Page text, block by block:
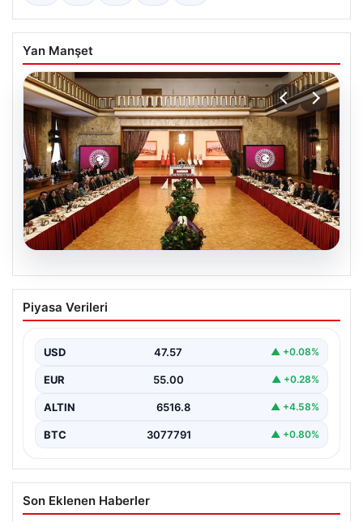
Yan Manşet
04.08.2026
700 lira için IBAN verdi, 16 yıllık işinden
oldu. Protez bacaklı temizlik
{“title”: “700 Lira Alacağı İçin IBAN Verdi, 16 Yıllık İşinden
Piyasa Verileri
USD 47.57 ▲ +0.08%
EUR 55.00 ▲ +0.28%
ALTIN 6516.8 ▲ +4.58%
BTC 3077791 ▲ +0.80%
Son Eklenen Haberler